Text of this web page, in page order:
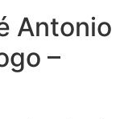
Antonio
–